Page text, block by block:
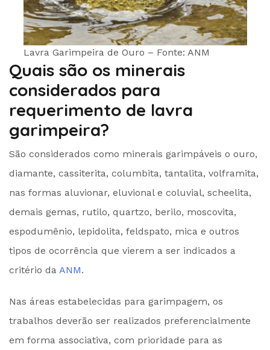
Lavra Garimpeira de Ouro – Fonte: ANM
Quais são os minerais
considerados para
requerimento de lavra
garimpeira?
São considerados como minerais garimpáveis o ouro,
diamante, cassiterita, columbita, tantalita, volframita,
nas formas aluvionar, eluvional e coluvial, scheelita,
demais gemas, rutilo, quartzo, berilo, moscovita,
espodumênio, lepidolita, feldspato, mica e outros
tipos de ocorrência que vierem a ser indicados a
critério da ANM.
Nas áreas estabelecidas para garimpagem, os
trabalhos deverão ser realizados preferencialmente
em forma associativa, com prioridade para as